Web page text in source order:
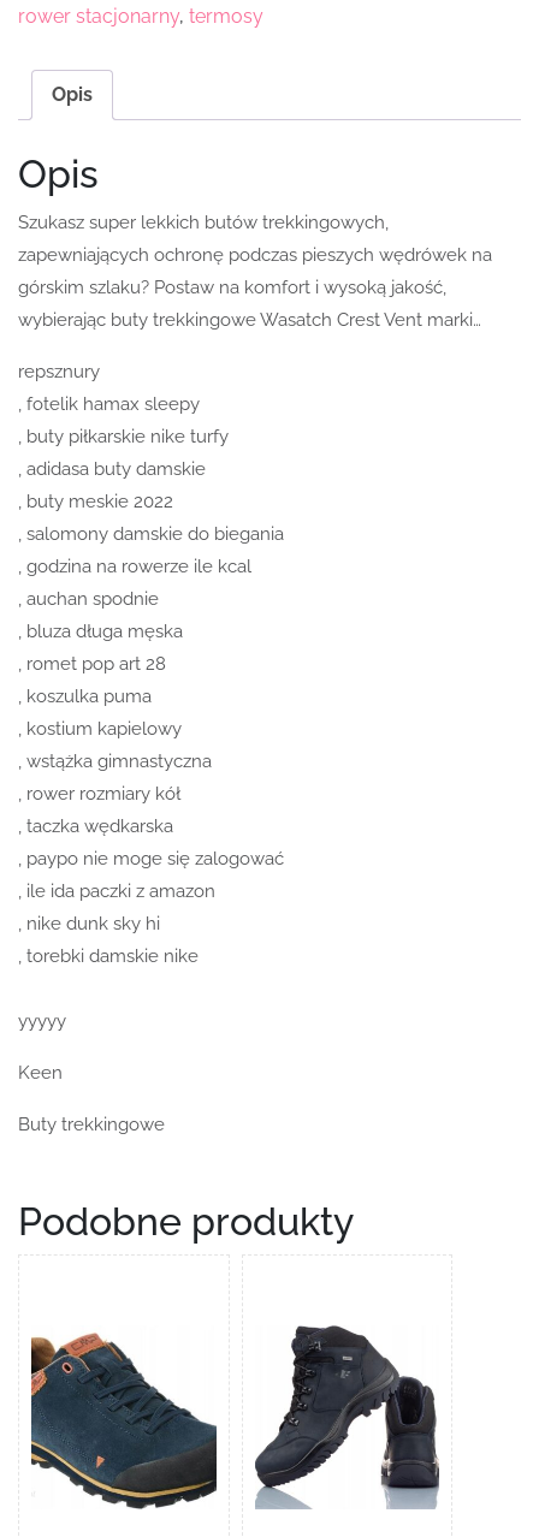
rower stacjonarny, termosy
Opis
Opis
Szukasz super lekkich butów trekkingowych,
zapewniających ochronę podczas pieszych wędrówek na
górskim szlaku? Postaw na komfort i wysoką jakość,
wybierając buty trekkingowe Wasatch Crest Vent marki…
repsznury
, fotelik hamax sleepy
, buty piłkarskie nike turfy
, adidasa buty damskie
, buty meskie 2022
, salomony damskie do biegania
, godzina na rowerze ile kcal
, auchan spodnie
, bluza długa męska
, romet pop art 28
, koszulka puma
, kostium kapielowy
, wstążka gimnastyczna
, rower rozmiary kół
, taczka wędkarska
, paypo nie moge się zalogować
, ile ida paczki z amazon
, nike dunk sky hi
, torebki damskie nike
yyyyy
Keen
Buty trekkingowe
Podobne produkty